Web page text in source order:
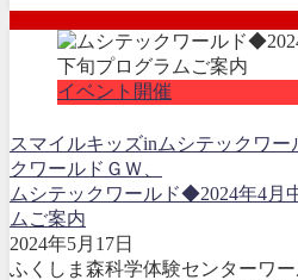
イベント開催
スマイルキッズinムシテックワー
クワールドＧＷ、
ムシテックワールド◆2024年4月
ムご案内
2024年5月17日
ふくしま森科学体験センターワ